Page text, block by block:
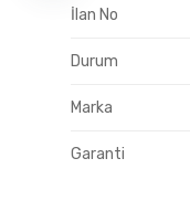
İlan No
Durum
Marka
Garanti